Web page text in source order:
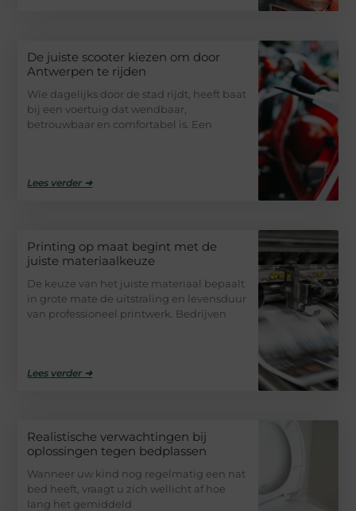
De juiste scooter kiezen om door
Antwerpen te rijden
Wie dagelijks door de stad rijdt, heeft baat
bij een voertuig dat wendbaar,
betrouwbaar en comfortabel is. Een
Lees verder ➜
Printing op maat begint met de
juiste materiaalkeuze
De keuze van het juiste materiaal bepaalt
in grote mate de uitstraling en levensduur
van professioneel printwerk. Bedrijven
Lees verder ➜
Realistische verwachtingen bij
oplossingen tegen bedplassen
Wanneer uw kind nog regelmatig een nat
bed heeft, vraagt u zich wellicht af hoe
lang het gemiddeld